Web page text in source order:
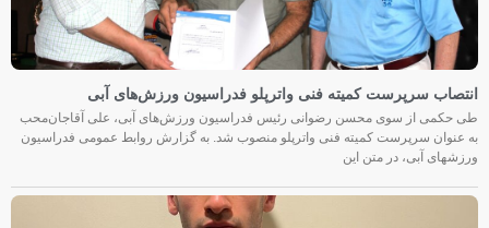
انتصاب سرپرست کمیته فنی واترپلو فدراسیون ورزش‌های آبی
طی حکمی از سوی محسن رضوانی رئیس فدراسیون ورزش‌های آبی، علی آقاجان‌محب
به عنوان سرپرست کمیته فنی واترپلو منصوب شد. به گزارش روابط عمومی فدراسیون
ورزشهای آبی، در متن این